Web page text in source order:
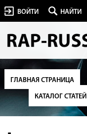
ВОЙТИ НАЙТИ
ГЛАВНАЯ СТРАНИЦА
КАТАЛОГ СТАТЕЙ